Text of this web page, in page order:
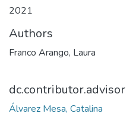
2021
Authors
Franco Arango, Laura
dc.contributor.advisor
Álvarez Mesa, Catalina